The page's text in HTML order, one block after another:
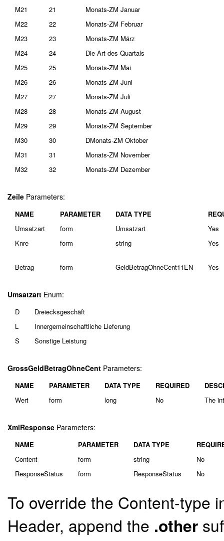
M21
21
Monats-ZM Januar
M22
22
Monats-ZM Februar
M23
23
Monats-ZM März
M24
24
Die Art des Quartals
M25
25
Monats-ZM Mai
M26
26
Monats-ZM Juni
M27
27
Monats-ZM Juli
M28
28
Monats-ZM August
M29
29
Monats-ZM September
M30
30
DMonats-ZM Oktober
M31
31
Monats-ZM November
M32
32 Monats-ZM Dezember
Zeile Parameters:
NAME PARAMETER DATA TYPE
Umsatzart
form Umsatzart
Yes
Knre
form string Yes
Betrag form GeldBetragOhneCent11EN Yes
Umsatzart Enum:
D
Dreiecksgeschäft
L
Innergemeinschaftliche Lieferung
S
Sonstige Leistung
GrossGeldBetragOhneCent Parameters:
NAME PARAMETER DATA TYPE REQUIRED
Wert
form long No The
XmlResponse Parameters:
NAME PARAMETER DATA TYPE
Content
form string
No
ResponseStatus
form ResponseStatus No
To override the Content-type
Header, append the .other